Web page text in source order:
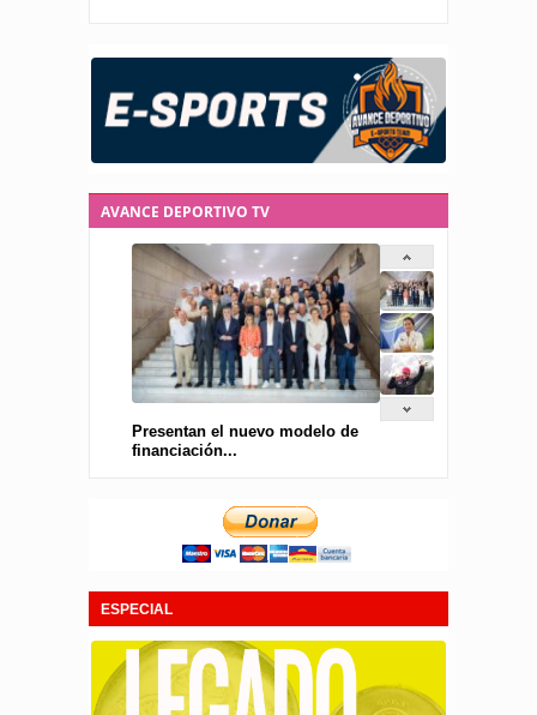
AVANCE DEPORTIVO TV
Presentan el nuevo modelo de
financiación...
ESPECIAL